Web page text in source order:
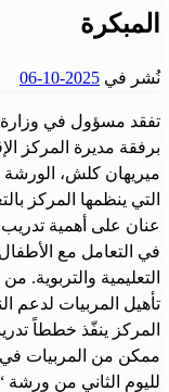
المبكرة
نُشر في 2025-10-06
تفقد مسؤول في وزارة
برفقة مديرة المركز
ميريهان كلش، الورشة
التي ينظمها المركز
عنان على أهمية تدريب
في التعامل مع
التعليمية والتربوية.
تأهيل المربيات لدعم
المركز ينفّذ خططاً
ممكن من المربيات في
لليوم الثاني من ورشة